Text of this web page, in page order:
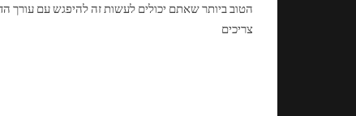
הטוב ביותר שאתם יכולים לעשות זה להיפגש עם עורך
צריכים